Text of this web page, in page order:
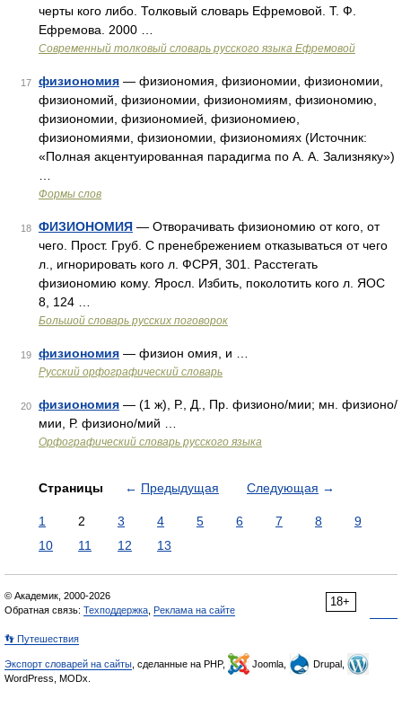
черты кого либо. Толковый словарь Ефремовой. Т. Ф.
Ефремова. 2000 …
Современный толковый словарь русского языка Ефремовой
17 физиономия — физиономия, физиономии, физиономии,
физиономий, физиономии, физиономиям, физиономию,
физиономии, физиономией, физиономиею,
физиономиями, физиономии, физиономиях (Источник:
«Полная акцентуированная парадигма по А. А. Зализняку»)
Формы слов
18 ФИЗИОНОМИЯ — Отворачивать физиономию от кого, от
чего. Прост. Груб. С пренебрежением отказываться от чего
л., игнорировать кого л. ФСРЯ, 301. Расстегать
физиономию кому. Яросл. Избить, поколотить кого л. ЯОС
8, 124 …
Большой словарь русских поговорок
19 физиономия — физион омия, и …
Русский орфографический словарь
20 физиономия — (1 ж), Р., Д., Пр. физионо/мии; мн. физионо/
мии, Р. физионо/мий …
Орфографический словарь русского языка
Страницы ← Предыдущая Следующая →
1 2 3 4 5 6 7 8
9
10
11 12 13
18+
© Академик, 2000-2026
Обратная связь: Техподдержка Реклама на сайте
👣 Путешествия
Экспорт словарей на сайты , сделанные на PHP, Joomla,
Drupal,
WordPress, MODx.